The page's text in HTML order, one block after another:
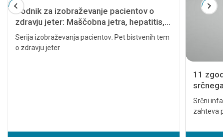
Vodnik za izobraževanje pacientov o
zdravju jeter: Maščobna jetra, hepatitis,
ciroza, presaditev jeter in rak jeter
Serija izobraževanja pacientov: Pet bistvenih tem
o zdravju jeter
11
resno
Srčni
zahteva
Preden